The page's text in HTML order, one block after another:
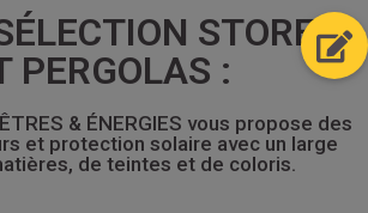
STORES
PERGOLAS :
& ÉNERGIES vous propose des
et protection solaire avec un large
de teintes et de coloris.